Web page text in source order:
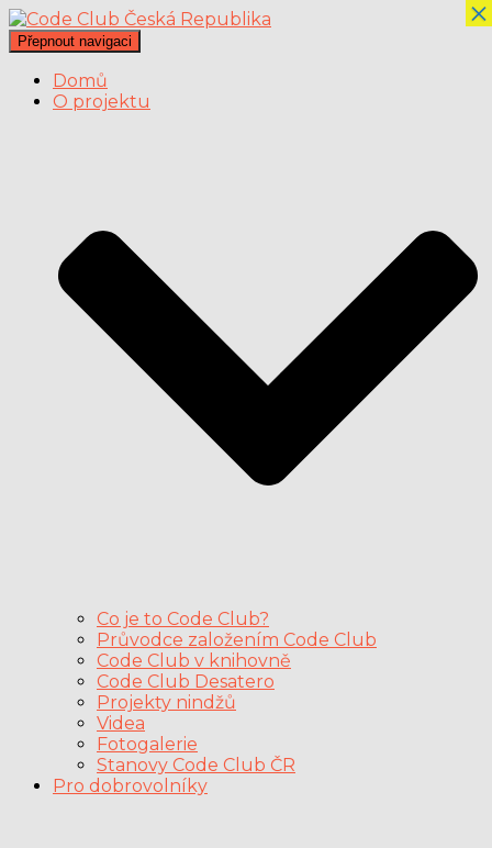
Přepnout navigaci
Domů
O projektu
Co je to Code Club?
Průvodce založením Code Club
Code Club v knihovně
Code Club Desatero
Projekty nindžů
Videa
Fotogalerie
Stanovy Code Club ČR
Pro dobrovolníky
×